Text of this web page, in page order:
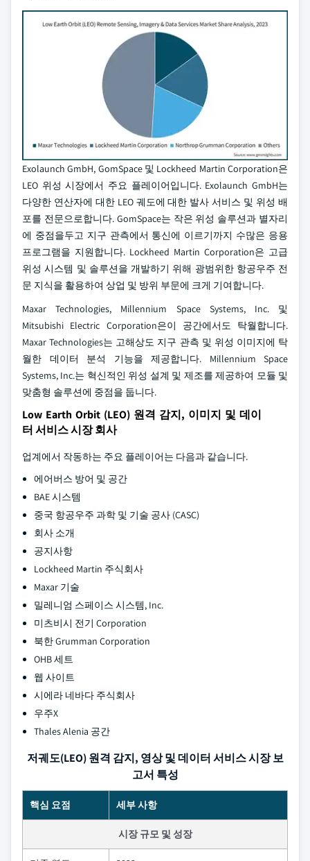
Exolaunch GmbH, GomSpace 및 Lockheed Martin Corporation은
LEO 위성 시장에서 주요 플레이어입니다. Exolaunch GmbH는
다양한 연산자에 대한 LEO 궤도에 대한 발사 서비스 및 위성 배
포를 전문으로합니다. GomSpace는 작은 위성 솔루션과 별자리
에 중점을두고 지구 관측에서 통신에 이르기까지 수많은 응용
프로그램을 지원합니다. Lockheed Martin Corporation은 고급
위성 시스템 및 솔루션을 개발하기 위해 광범위한 항공우주 전
문 지식을 활용하여 상업 및 방위 부문에 크게 기여합니다.
Maxar Technologies, Millennium Space Systems, Inc. 및
Mitsubishi Electric Corporation은이 공간에서도 탁월합니다.
Maxar Technologies는 고해상도 지구 관측 및 위성 이미지에 탁
월한 데이터 분석 기능을 제공합니다. Millennium Space
Systems, Inc.는 혁신적인 위성 설계 및 제조를 제공하여 모듈 및
맞춤형 솔루션에 중점을 둡니다.
Low Earth Orbit (LEO) 원격 감지, 이미지 및 데이
터 서비스 시장 회사
업계에서 작동하는 주요 플레이어는 다음과 같습니다.
에어버스 방어 및 공간
BAE 시스템
중국 항공우주 과학 및 기술 공사 (CASC)
회사 소개
공지사항
Lockheed Martin 주식회사
Maxar 기술
밀레니엄 스페이스 시스템, Inc.
미츠비시 전기 Corporation
북한 Grumman Corporation
OHB 세트
웹 사이트
시에라 네바다 주식회사
우주X
Thales Alenia 공간
저궤도(LEO) 원격 감지, 영상 및 데이터 서비스 시장 보
고서 특성
핵심 요점 세부 사항
시장 규모 및 성장